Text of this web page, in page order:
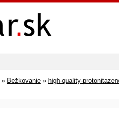
» Bežkovanie » high-quality-